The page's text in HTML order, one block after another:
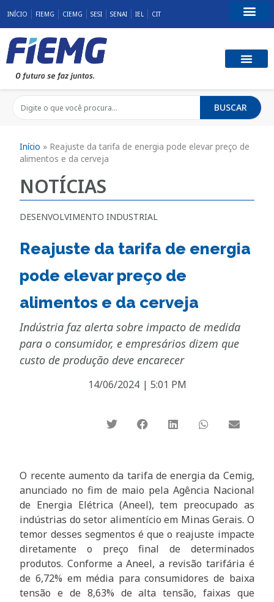
INÍCIO FIEMG CIEMG SESI SENAI IEL CIT
BUSCAR
Início » Reajuste da tarifa de energia pode elevar preço de
alimentos e da cerveja
NOTÍCIAS
DESENVOLVIMENTO INDUSTRIAL
Reajuste da tarifa de energia
pode elevar preço de
alimentos e da cerveja
Indústria faz alerta sobre impacto de medida
para o consumidor, e empresários dizem que
custo de produção deve encarecer
14/06/2024 | 5:01 PM
O recente aumento da tarifa de energia da Cemig,
anunciado no fim de maio pela Agência Nacional
de Energia Elétrica (Aneel), tem preocupado as
indústrias do setor alimentício em Minas Gerais. O
temor desses segmentos é que o reajuste impacte
diretamente o preço final de determinados
produtos. Conforme a Aneel, a revisão tarifária é
de 6,72% em média para consumidores de baixa
tensão e de 8,63% de alta tensão, faixas que